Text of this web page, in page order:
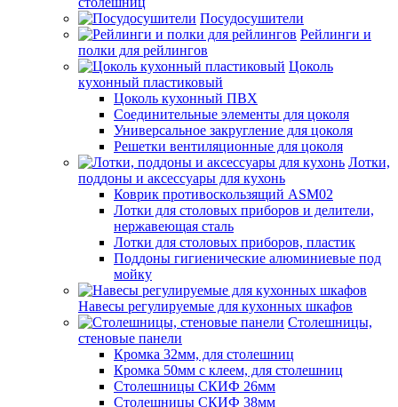
Посудосушители
Рейлинги и
полки для рейлингов
Цоколь
кухонный пластиковый
Цоколь кухонный ПВХ
Соединительные элементы для цоколя
Универсальное закругление для цоколя
Решетки вентиляционные для цоколя
Лотки,
поддоны и аксессуары для кухонь
Коврик противоскользящий ASM02
Лотки для столовых приборов и делители,
нержавеющая сталь
Лотки для столовых приборов, пластик
Поддоны гигиенические алюминиевые под
мойку
Навесы регулируемые для кухонных шкафов
Столешницы,
стеновые панели
Кромка 32мм, для столешниц
Кромка 50мм с клеем, для столешниц
Столешницы СКИФ 26мм
Столешницы СКИФ 38мм